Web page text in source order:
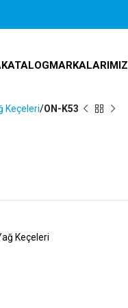
KATALOGMARKALARIMIZ
Keçeleri ON-K53
Keçeleri